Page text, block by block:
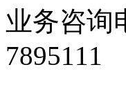
业务咨询
7895111